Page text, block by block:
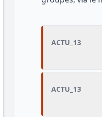
ACTU_13
ACTU_13